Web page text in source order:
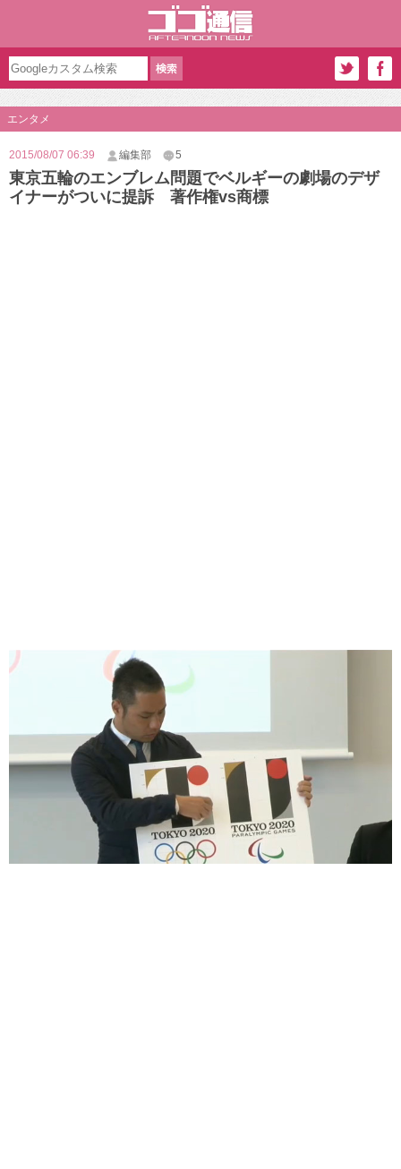
エンタメ
2015/08/07 06:39 編集部 5
東京五輪のエンブレム問題でベルギーの劇場のデザ
イナーがついに提訴 著作権vs商標